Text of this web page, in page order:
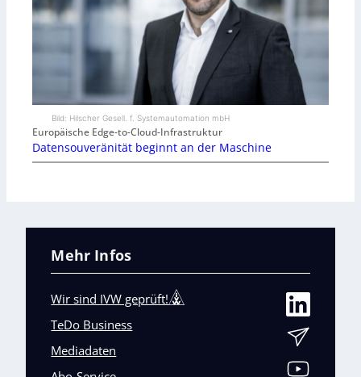
Bild: Hilscher Gesell. f. Systemautomation mbH
Europäische Edge-to-Cloud-Infrastruktur
Datensouveränität beginnt an der Maschine
Mehr Infos
Wir sind IVW geprüft!
TeDo Business
Mediadaten